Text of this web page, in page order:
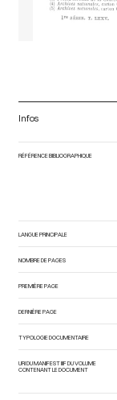
Infos
RÉFÉRENCE BIBLIOGRAPHIQUE
LANGUE PRINCIPALE
NOMBRE DE PAGES
PREMIÈRE PAGE
DERNIÈRE PAGE
TYPOLOGIE DOCUMENTAIRE
URI DU MANIFEST IIIF DU VOLUME
CONTENANT LE DOCUMENT